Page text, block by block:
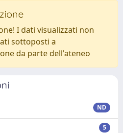
I dati visualizzati non
sottoposti a
da parte dell'ateneo
ND
5